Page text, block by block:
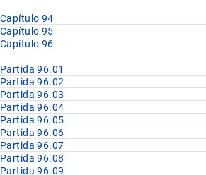
Capítulo 94
Capítulo 95
Capítulo 96
Partida 96.01
Partida 96.02
Partida 96.03
Partida 96.04
Partida 96.05
Partida 96.06
Partida 96.07
Partida 96.08
Partida 96.09